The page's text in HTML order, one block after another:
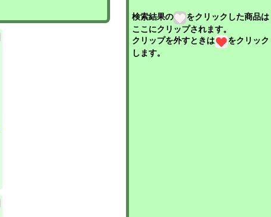
検索結果の
をクリックした商品は
ここにクリップされます。
クリップを外すときは
をクリック
します。